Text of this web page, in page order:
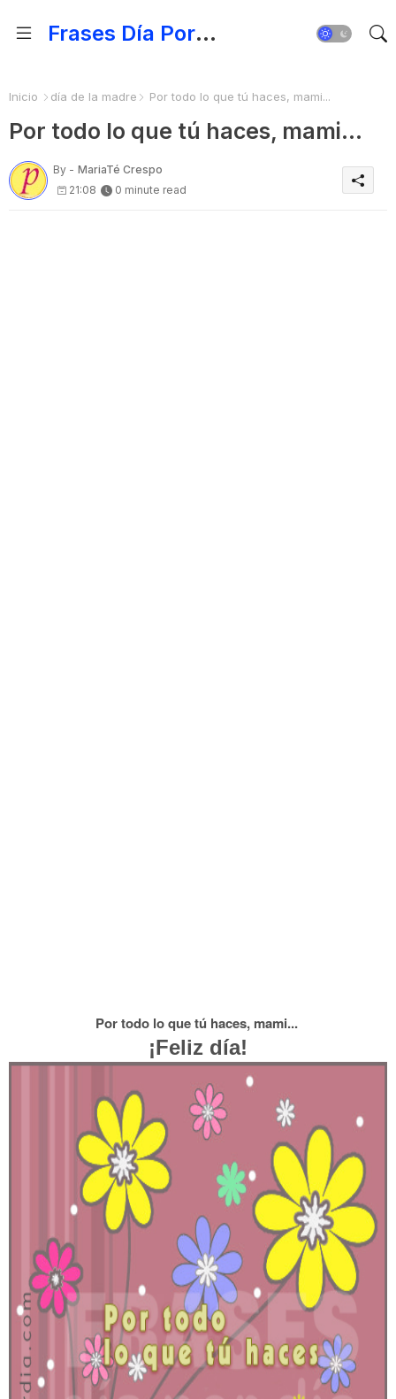
Frases Día Por Día - Para Fortalecer el Espíritu
Inicio día de la madre Por todo lo que tú haces, mami...
Por todo lo que tú haces, mami...
By - MariaTé Crespo
21:08
0 minute read
Por todo lo que tú haces, mami...
¡Feliz día!